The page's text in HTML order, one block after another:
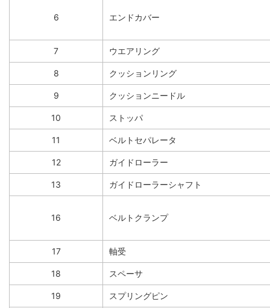
6 エンドカバー
7 ウエアリング
8 クッションリング
9 クッションニードル
10 ストッパ
11 ベルトセパレータ
12 ガイドローラー
13 ガイドローラーシャフト
16 ベルトクランプ
17 軸受
18 スペーサ
19 スプリングピン